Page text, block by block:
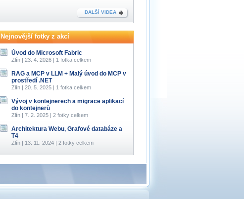
DALŠÍ VIDEA
Nejnovější fotky z akcí
Úvod do Microsoft Fabric
Zlín | 23. 4. 2026 | 1 fotka celkem
RAG a MCP v LLM + Malý úvod do MCP v
prostředí .NET
Zlín | 20. 5. 2025 | 1 fotka celkem
Vývoj v kontejnerech a migrace aplikací
do kontejnerů
Zlín | 7. 2. 2025 | 2 fotky celkem
Architektura Webu, Grafové databáze a
T4
Zlín | 13. 11. 2024 | 2 fotky celkem